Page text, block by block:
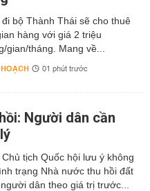
đi bộ Thành Thái sẽ cho thuê
hàng với giá 2 triệu
gian/tháng. Mang về...
01 phút trước
Người dân cần
Chủ tịch Quốc hội lưu ý không
trạng Nhà nước thu hồi đất
dân theo giá trị trước...